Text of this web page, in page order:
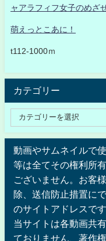
ャアラフィフ女子のめざ
萌えっとこあに！
t112-1000ｍ
カテゴリー
動画やサムネイルで
等は全てその権利所
ございません。お客
除、送信防止措置に
のサイトアドレスで
当サイトは各動画共
ておりません、著作